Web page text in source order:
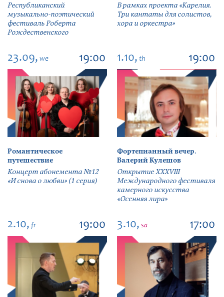
Республиканский
музыкально-поэтический
фестиваль Роберта
Рождественского
В рамках проекта «Карелия.
Три кантаты для солистов,
хора и оркестра»
23.09, we 19:00
Романтическое
путешествие
Концерт абонемента №12
«И снова о любви» (1 серия)
1.10, th 19:00
Фортепианный вечер.
Валерий Кулешов
Открытие ХХХVIII
Международного фестиваля
камерного искусства
«Осенняя лира»
2.10, fr 19:00 3.10, sa 17:00